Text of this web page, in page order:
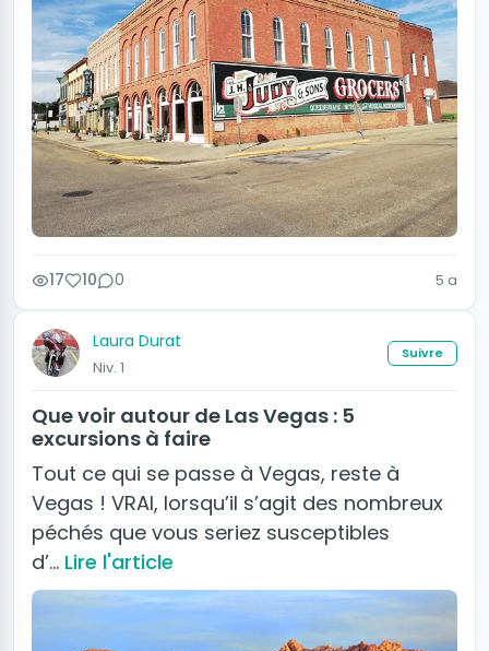
17 10 0 5 a
Laura Durat
Niv. 1
Suivre
Que voir autour de Las Vegas : 5
excursions à faire
Tout ce qui se passe à Vegas, reste à
Vegas ! VRAI, lorsqu’il s’agit des nombreux
péchés que vous seriez susceptibles
d’… Lire l'article